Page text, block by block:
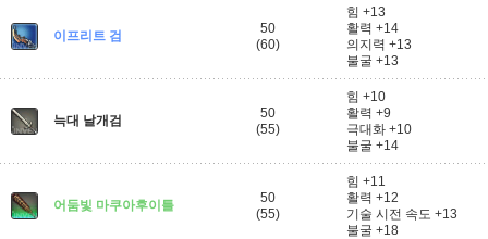
이프리트 검
50
(60)
힘 +13
활력 +14
의지력 +13
불굴 +13
늑대 날개검
50
(55)
힘 +10
활력 +9
극대화 +10
불굴 +14
어둠빛 마쿠아후이틀
50
(55)
힘 +11
활력 +12
기술 시전 속도 +13
불굴 +18